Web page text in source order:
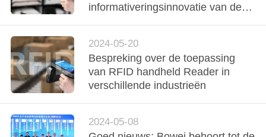
CONTACTEER
ONS
NIEUWS
ALLE
informativeringsinnovatie van de
2024-05-20
Bespreking over de toepassing
van RFID handheld Reader in
verschillende industrieën
2024-05-08